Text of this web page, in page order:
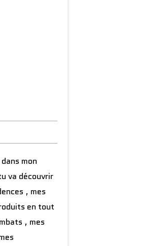
mon
va découvrir
, mes
en tout
, mes